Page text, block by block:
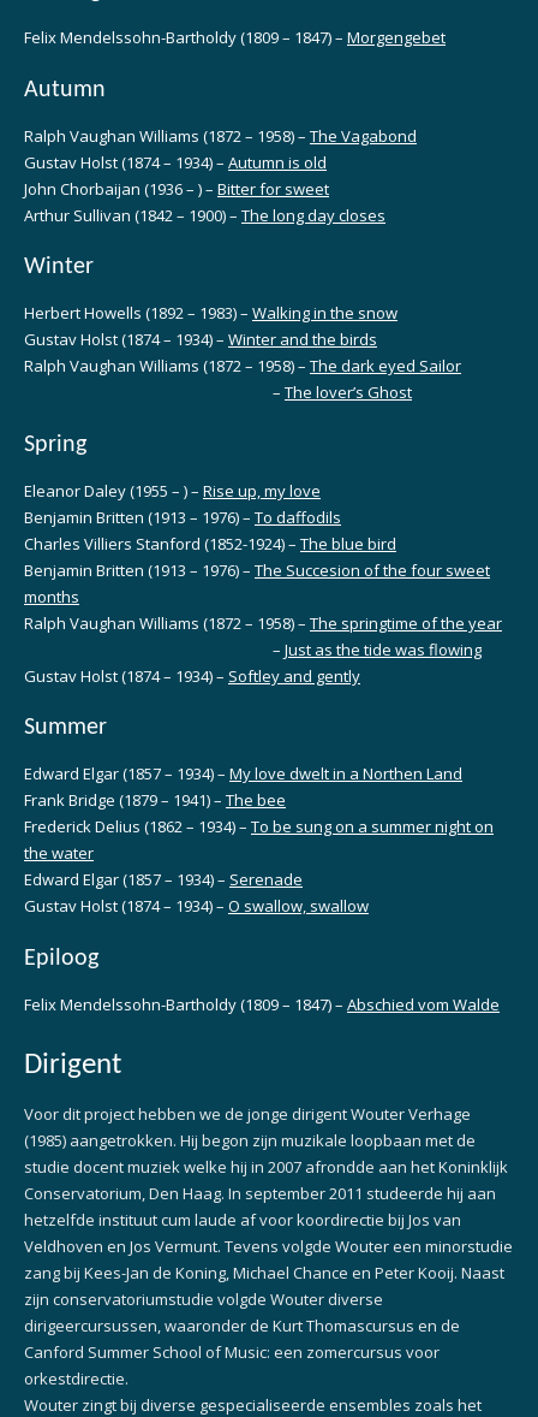
Felix Mendelssohn-Bartholdy (1809 – 1847) – Morgengebet
Autumn
Ralph Vaughan Williams (1872 – 1958) – The Vagabond
Gustav Holst (1874 – 1934) – Autumn is old
John Chorbaijan (1936 – ) – Bitter for sweet
Arthur Sullivan (1842 – 1900) – The long day closes
Winter
Herbert Howells (1892 – 1983) – Walking in the snow
Gustav Holst (1874 – 1934) – Winter and the birds
Ralph Vaughan Williams (1872 – 1958) – The dark eyed Sailor
– The lover’s Ghost
Spring
Eleanor Daley (1955 – ) – Rise up, my love
Benjamin Britten (1913 – 1976) – To daffodils
Charles Villiers Stanford (1852-1924) – The blue bird
Benjamin Britten (1913 – 1976) – The Succesion of the four sweet
months
Ralph Vaughan Williams (1872 – 1958) – The springtime of the year
– Just as the tide was flowing
Gustav Holst (1874 – 1934) – Softley and gently
Summer
Edward Elgar (1857 – 1934) – My love dwelt in a Northen Land
Frank Bridge (1879 – 1941) – The bee
Frederick Delius (1862 – 1934) – To be sung on a summer night on
the water
Edward Elgar (1857 – 1934) – Serenade
Gustav Holst (1874 – 1934) – O swallow, swallow
Epiloog
Felix Mendelssohn-Bartholdy (1809 – 1847) – Abschied vom Walde
Dirigent
Voor dit project hebben we de jonge dirigent Wouter Verhage
(1985) aangetrokken. Hij begon zijn muzikale loopbaan met de
studie docent muziek welke hij in 2007 afrondde aan het Koninklijk
Conservatorium, Den Haag. In september 2011 studeerde hij aan
hetzelfde instituut cum laude af voor koordirectie bij Jos van
Veldhoven en Jos Vermunt. Tevens volgde Wouter een minorstudie
zang bij Kees-Jan de Koning, Michael Chance en Peter Kooij. Naast
zijn conservatoriumstudie volgde Wouter diverse
dirigeercursussen, waaronder de Kurt Thomascursus en de
Canford Summer School of Music: een zomercursus voor
orkestdirectie.
Wouter zingt bij diverse gespecialiseerde ensembles zoals het